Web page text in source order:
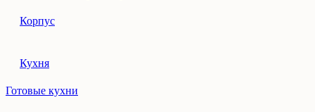
Корпус
Кухня
Готовые кухни